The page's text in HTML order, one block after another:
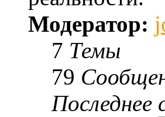
Модератор:
7 Темы
79
Последнее